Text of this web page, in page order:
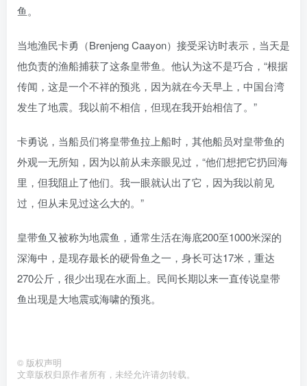
鱼。
当地渔民卡勇（Brenjeng Caayon）接受采访时表示，当天是
他负责的渔船捕获了这条皇带鱼。他认为这不是巧合，“根据
传闻，这是一个不祥的预兆，因为就在今天早上，中国台湾
发生了地震。我以前不相信，但现在我开始相信了。”
卡勇说，当船员们将皇带鱼拉上船时，其他船员对皇带鱼的
外观一无所知，因为以前从未亲眼见过，“他们想把它扔回海
里，但我阻止了他们。我一眼就认出了它，因为我以前见
过，但从未见过这么大的。”
皇带鱼又被称为地震鱼，通常生活在海底200至1000米深的
深海中，是现存最长的硬骨鱼之一，身长可达17米，重达
270公斤，很少出现在水面上。民间长期以来一直传说皇带
鱼出现是大地震或海啸的预兆。
© 版权声明
文章版权归原作者所有，未经允许请勿转载。